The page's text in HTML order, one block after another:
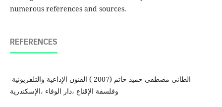
numerous references and sources.
REFERENCES
-الطائي ‏مصطفى حميد حاتم (2007 ) الفنون الإذاعية والتلفزيونية
وفلسفة الإقناع ،دار الوفاء ،الإسكندرية